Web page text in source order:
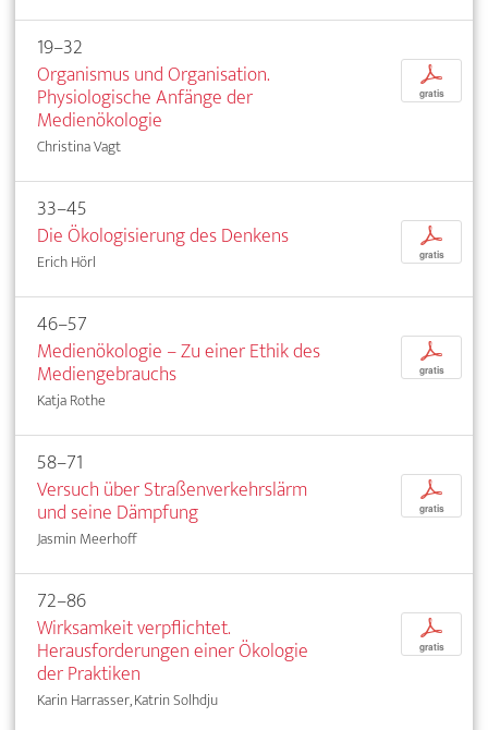
19–32
Organismus und Organisation.
Physiologische Anfänge der
Medienökologie
Christina Vagt
p
gratis
33–45
Die Ökologisierung des Denkens
Erich Hörl
p
gratis
46–57
Medienökologie – Zu einer Ethik des
Mediengebrauchs
Katja Rothe
p
gratis
58–71
Versuch über Straßenverkehrslärm
und seine Dämpfung
Jasmin Meerhoff
p
gratis
72–86
Wirksamkeit verpflichtet.
Herausforderungen einer Ökologie
der Praktiken
Karin Harrasser, Katrin Solhdju
p
gratis